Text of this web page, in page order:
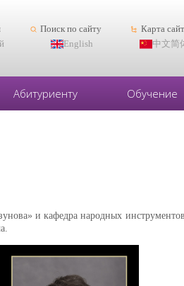
Поиск по сайту
Карта
English 中文简
Абитуриенту Обучение
и кафедра народных